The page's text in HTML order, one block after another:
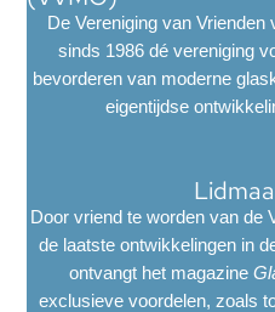
De Vereniging van
sinds 1986 dé vereniging
bevorderen van moderne
eigentijdse
Door vriend te worden van de
de laatste ontwikkelingen in
ontvangt het magazine
exclusieve voordelen, zoals